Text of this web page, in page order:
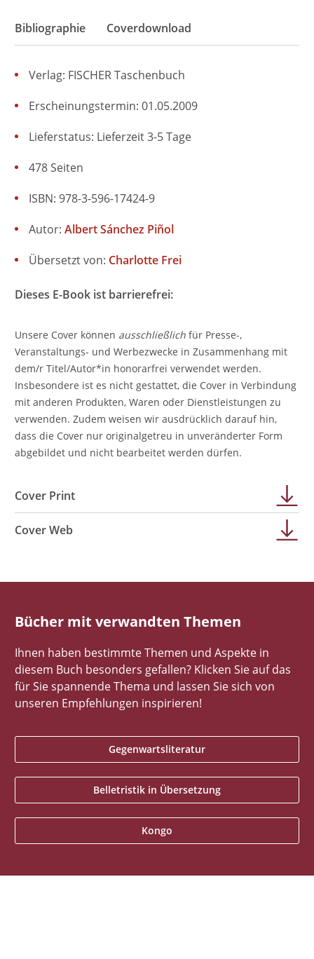
Bibliographie Coverdownload
Verlag: FISCHER Taschenbuch
Übersetzt von: Charlotte Frei
Erscheinungstermin: 01.05.2009
Lieferstatus: Lieferzeit 3-5 Tage
ISBN: 978-3-596-17424-9
478 Seiten
Autor: Albert Sánchez Piñol
Dieses E-Book ist barrierefrei:
Unsere Cover können ausschließlichfür Presse-,
Veranstaltungs- und Werbezwecke in Zusammenhang mit
dem/r Titel/Autor*in honorarfrei verwendet werden.
Insbesondere ist es nicht gestattet, die Cover in Verbindung
mit anderen Produkten, Waren oder Dienstleistungen zu
verwenden. Zudem weisen wir ausdrücklich darauf hin,
dass die Cover nur originalgetreu in unveränderter Form
abgebildet und nicht bearbeitet werden dürfen.
Cover Print
Cover Web
Bücher mit verwandten Themen
Ihnen haben bestimmte Themen und Aspekte in
diesem Buch besonders gefallen? Klicken Sie auf das
für Sie spannende Thema und lassen Sie sich von
unseren Empfehlungen inspirieren!
Gegenwartsliteratur
Belletristik in Übersetzung
Kongo